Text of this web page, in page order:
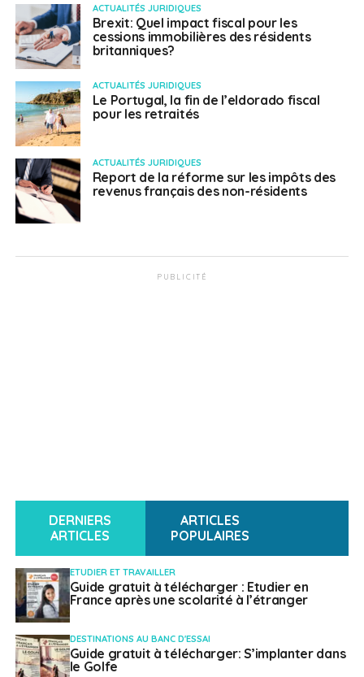
ACTUALITÉS JURIDIQUES
Brexit: Quel impact fiscal pour les
cessions immobilières des résidents
britanniques?
ACTUALITÉS JURIDIQUES
Le Portugal, la fin de l’eldorado fiscal
pour les retraités
ACTUALITÉS JURIDIQUES
Report de la réforme sur les impôts des
revenus français des non-résidents
PUBLICITÉ
DERNIERS
ARTICLES
ARTICLES
POPULAIRES
ETUDIER ET TRAVAILLER
Guide gratuit à télécharger : Etudier en
France après une scolarité à l’étranger
DESTINATIONS AU BANC D'ESSAI
Guide gratuit à télécharger: S’implanter dans
le Golfe